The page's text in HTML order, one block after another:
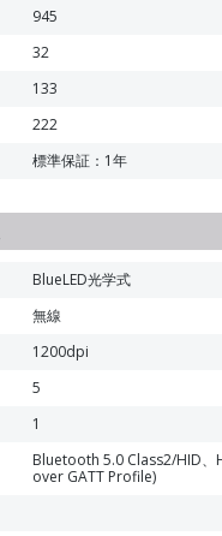
945
32
133
222
標準保証：1年
BlueLED光学式
無線
1200dpi
5
1
Bluetooth 5.0 Class2/HID、
over GATT Profile)